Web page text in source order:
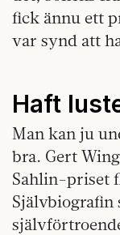
fick ännu ett
var synd att
Haft
Man kan ju
bra. Gert
Sahlin-priset
Självbiografin